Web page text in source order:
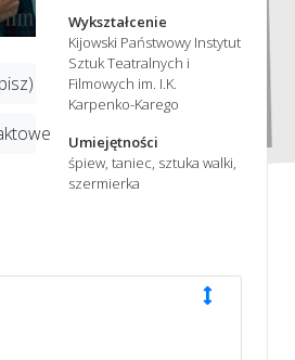
Wykształcenie
Kijowski Państwowy Instytut
Sztuk Teatralnych i
Filmowych im. I.K.
Karpenko-Karego
Umiejętności
śpiew, taniec, sztuka walki,
szermierka